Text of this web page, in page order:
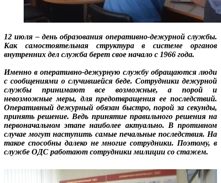
12 июля – день образования оперативно-дежурной службы.
Как самостоятельная структура в системе органов
внутренних дел служба берет свое начало с 1966 года.
Именно в оперативно-дежурную службу обращаются люди
с сообщениями о случившейся беде. Сотрудники дежурной
службы принимают все возможные, а порой и
невозможные меры, для предотвращения ее последствий.
Оперативный дежурный обязан быстро, порой за секунды,
принять решение. Ведь принятие правильного решения на
первоначальном этапе наиболее актуально. В противном
случае могут наступить самые печальные последствия. На
такое способны далеко не многие сотрудники. Поэтому, в
службе ОДС работают сотрудники милиции со стажем.